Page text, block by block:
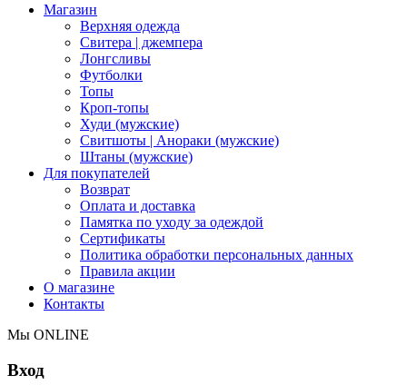
Магазин
Верхняя одежда
Свитера | джемпера
Лонгсливы
Футболки
Топы
Кроп-топы
Худи (мужские)
Свитшоты | Анораки (мужские)
Штаны (мужские)
Для покупателей
Возврат
Оплата и доставка
Памятка по уходу за одеждой
Сертификаты
Политика обработки персональных данных
Правила акции
О магазине
Контакты
Мы ONLINE
Вход